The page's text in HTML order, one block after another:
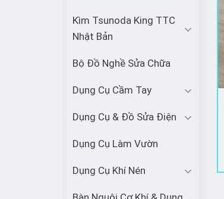
Kìm Tsunoda King TTC
Nhật Bản
Bộ Đồ Nghề Sửa Chữa
Dụng Cụ Cầm Tay
Dụng Cụ & Đồ Sửa Điện
Dụng Cụ Làm Vườn
Dụng Cụ Khí Nén